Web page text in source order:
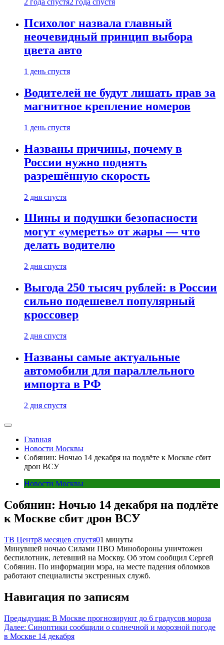
2 года спустя2 года спустя
Психолог назвала главный
неочевидный принцип выбора
цвета авто
1 день спустя
Водителей не будут лишать прав за
магнитное крепление номеров
1 день спустя
Названы причины, почему в
России нужно поднять
разрешённую скорость
2 дня спустя
Шины и подушки безопасности
могут «умереть» от жары — что
делать водителю
2 дня спустя
Выгода 250 тысяч рублей: в России
сильно подешевел популярный
кроссовер
2 дня спустя
Названы самые актуальные
автомобили для параллельного
импорта в РФ
2 дня спустя
Главная
Новости Москвы
Собянин: Ночью 14 декабря на подлёте к Москве сбит
дрон ВСУ
Новости Москвы
Собянин: Ночью 14 декабря на подлёте
к Москве сбит дрон ВСУ
ТВ Центр8 месяцев спустя01 минуты
Минувшей ночью Силами ПВО Минобороны уничтожен
беспилотник, летевший на Москву. Об этом сообщил Сергей
Собянин. По информации мэра, на месте падения обломков
работают специалисты экстренных служб.
Навигация по записям
Предыдущая: В Москве прогнозируют до 6 градусов мороза
Далее: Синоптики сообщили о солнечной и морозной погоде
в Москве 14 декабря